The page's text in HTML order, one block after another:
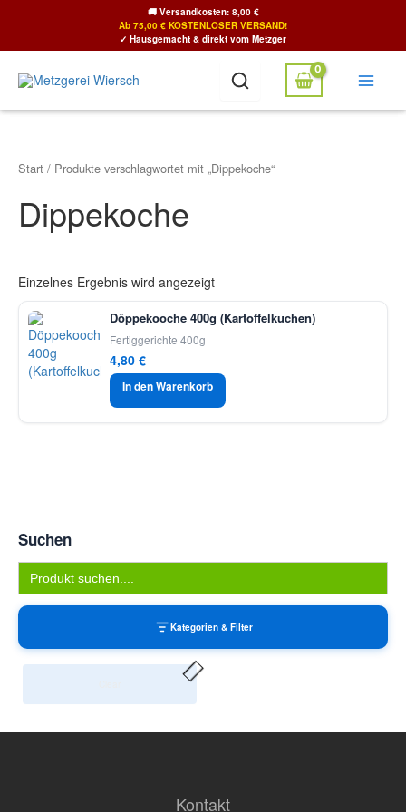
🚚 Versandkosten: 8,00 €
Ab 75,00 € KOSTENLOSER VERSAND!
✓ Hausgemacht & direkt vom Metzger
Suchen
Search
for:
Kategorien & Filter
Start / Produkte verschlagwortet mit „Dippekoche“
Dippekoche
Einzelnes Ergebnis wird angezeigt
Döppekooche 400g (Kartoffelkuchen)
Fertiggerichte 400g
4,80 €
In den Warenkorb
Kontakt